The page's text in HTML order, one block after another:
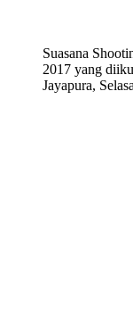
Suasana
2017 yang
Jayapura,